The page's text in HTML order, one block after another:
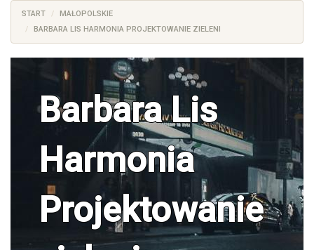
START
MAŁOPOLSKIE
BARBARA LIS HARMONIA PROJEKTOWANIE ZIELENI
Barbara Lis
Harmonia
Projektowanie